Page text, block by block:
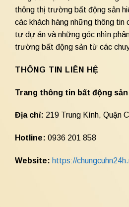
thông thị trường bất động sản
các khách hàng những thông tin
tư dự án và những góc nhìn
trường bất động sản từ các
THÔNG TIN LIÊN HỆ
Trang thông tin bất động
Địa chỉ: 219 Trung Kính, Quận
Hotline: 0936 201 858
Website: https://